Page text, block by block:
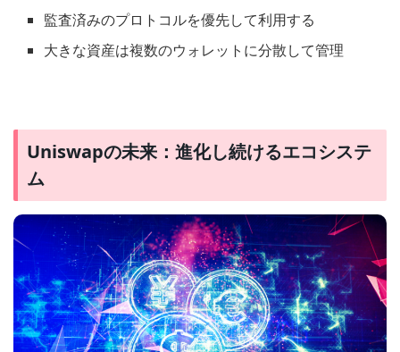
監査済みのプロトコルを優先して利用する
大きな資産は複数のウォレットに分散して管理
Uniswapの未来：進化し続けるエコシステ
ム